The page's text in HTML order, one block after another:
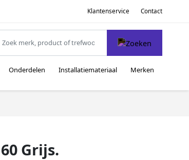
Klantenservice Contact
Onderdelen Installatiemateriaal Merken
Grijs.